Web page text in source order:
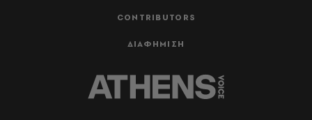
CONTRIBUTORS
ΔΙΑΦΗΜΙΣΗ